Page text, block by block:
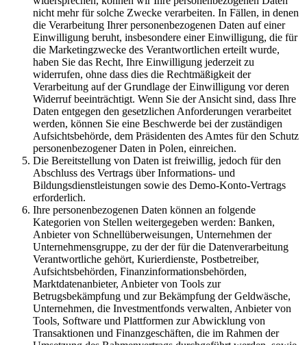
nicht mehr für solche Zwecke verarbeiten. In Fällen, in denen
die Verarbeitung Ihrer personenbezogenen Daten auf einer
Einwilligung beruht, insbesondere einer Einwilligung, die für
die Marketingzwecke des Verantwortlichen erteilt wurde,
haben Sie das Recht, Ihre Einwilligung jederzeit zu
widerrufen, ohne dass dies die Rechtmäßigkeit der
Verarbeitung auf der Grundlage der Einwilligung vor deren
Widerruf beeinträchtigt. Wenn Sie der Ansicht sind, dass Ihre
Daten entgegen den gesetzlichen Anforderungen verarbeitet
werden, können Sie eine Beschwerde bei der zuständigen
Aufsichtsbehörde, dem Präsidenten des Amtes für den Schutz
personenbezogener Daten in Polen, einreichen.
Die Bereitstellung von Daten ist freiwillig, jedoch für den
Abschluss des Vertrags über Informations- und
Bildungsdienstleistungen sowie des Demo-Konto-Vertrags
erforderlich.
Ihre personenbezogenen Daten können an folgende
Kategorien von Stellen weitergegeben werden: Banken,
Anbieter von Schnellüberweisungen, Unternehmen der
Unternehmensgruppe, zu der der für die Datenverarbeitung
Verantwortliche gehört, Kurierdienste, Postbetreiber,
Aufsichtsbehörden, Finanzinformationsbehörden,
Marktdatenanbieter, Anbieter von Tools zur
Betrugsbekämpfung und zur Bekämpfung der Geldwäsche,
Unternehmen, die Investmentfonds verwalten, Anbieter von
Tools, Software und Plattformen zur Abwicklung von
Transaktionen und Finanzgeschäften, die im Rahmen der